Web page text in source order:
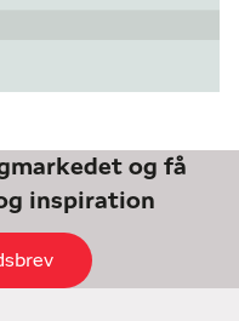
og få
inspiration